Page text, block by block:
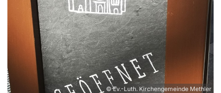
© Ev.-Luth. Kirchengemeinde Methler